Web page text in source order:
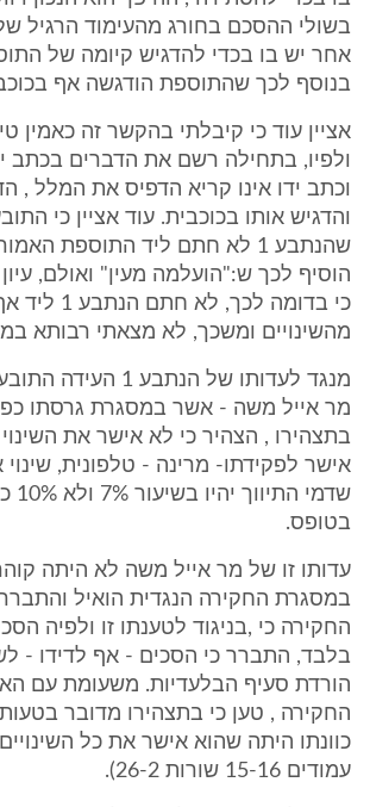
בשולי ההסכם בחורג מהעימוד הרגיל
אחר יש בו בכדי להדגיש קיומה של
בנוסף לכך שהתוספת הודגשה אף
ולפיו, בתחילה רשם את הדברים בכתב
וכתב ידו אינו קריא הדפיס את המלל ,
והדגיש אותו בכוכבית. עוד אציין כי
שהנתבע 1 לא חתם ליד התוספת
הוסיף לכך ש:"הועלמה מעין" ואולם,
כי בדומה לכך,
מהשינויים ומשכך, לא מצאתי רבותא
מנגד לעדותו של
מר אייל משה - אשר במסגרת גרסתו
בתצהירו , הצהיר כי לא אישר את
אישר לפקידתו- מרינה - טלפונית,
בטופס.
עדותו זו של מר אייל משה לא היתה
במסגרת החקירה הנגדית הואיל
החקירה כי ,בניגוד לטענתו זו ולפיה
בלבד, התברר כי הסכים - אף לדידו -
הורדת סעיף הבלעדיות. משעומת עם
החקירה , טען כי בתצהירו מדובר בטעות
כוונתו היתה שהוא אישר את כל
עמודים 15-16 שורות 26-2).